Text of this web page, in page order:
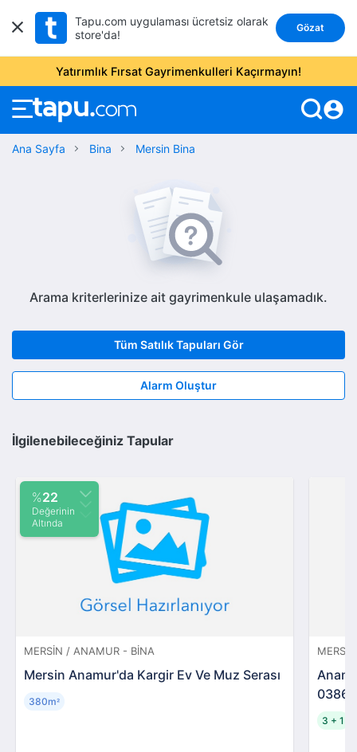
Tapu.com uygulaması ücretsiz olarak
store'da!
Gözat
Yatırımlık Fırsat Gayrimenkulleri Kaçırmayın!
account_circle
Ana Sayfa Bina Mersin Bina
Arama kriterlerinize ait gayrimenkule ulaşamadık.
Tüm Satılık Tapuları Gör
Alarm Oluştur
İlgilenebileceğiniz Tapular
%22
Değerinin
Altında
MERSIN / ANAMUR - BINA
Mersin Anamur'da Kargir Ev Ve Muz Serası
380m²
3 + 1